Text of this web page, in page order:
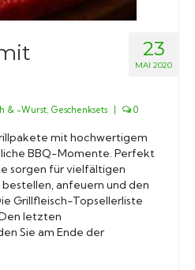
23
MAI 2020
& -Wurst, Geschenksets | 0
mit hochwertigem
BBQ-Momente. Perfekt
sorgen für vielfältigen
bestellen, anfeuern und den
Grillfleisch-Topsellerliste
letzten
Sie am Ende der